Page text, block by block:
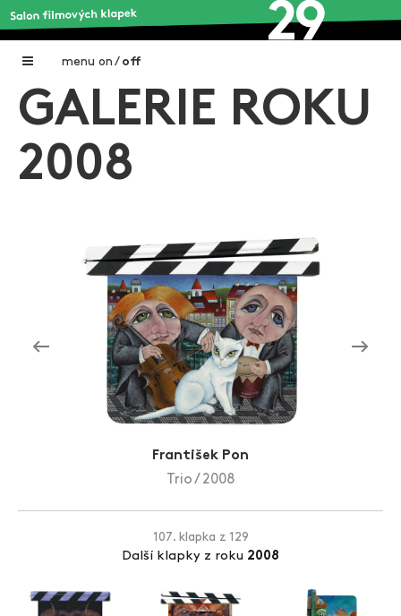
menu on / off
Home
Galerie filmových klapek
O projektu
Aktuální výstavy
Aukce filmových klapek
Zlín Film Festival
GALERIE ROKU
2008
František Pon
Trio / 2008
107. klapka z 129
Další klapky z roku 2008